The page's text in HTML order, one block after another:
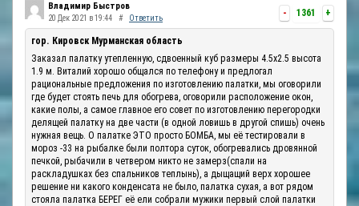
- 1361 +
Владимир Быстров
20 Дек 2021 в 19:44 # Ответить
гор. Кировск Мурманская область
Заказал палатку утепленную, сдвоенный куб размеры 4.5х2.5 высота
1.9 м. Виталий хорошо общался по телефону и предлогал
рациональные предложения по изготовлению палатки, мы оговорили
где будет стоять печь для обогрева, оговорили расположение окон,
какие полы, а самое главное его совет по изготовлению перегородки
делящей палатку на две части (в одной ловишь в другой спишь) очень
нужная вещь. О палатке ЭТО просто БОМБА, мы её тестировали в
мороз -33 на рыбалке были полтора суток, обогревались дровянной
печкой, рыбачили в четвером никто не замерз(спали на
раскладушках без спальников теплынь), а дыщащий верх хорошее
решение ни какого конденсата не было, палатка сухая, а вот рядом
стояла палатка БЕРЕГ её ели собрали мужики первый слой палатки